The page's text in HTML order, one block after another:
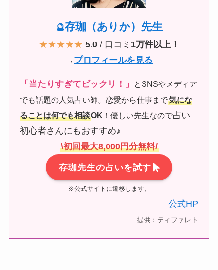
🔮存珈（ありか）先生
★★★★★ 5.0/ 口コミ 1万件以上！
→ プロフィールを見る
「当たりすぎてビックリ！」
とSNSやメディア
でも話題の人気占い師。恋愛から仕事まで気にな
ることは何でも相談OK ！優しい先生なので占い
初心者さんにもおすすめ♪
\初回最大8,000円分無料/
存珈先生の占いを試す
※公式サイトに遷移します。
公式HP
提供：ティファレト